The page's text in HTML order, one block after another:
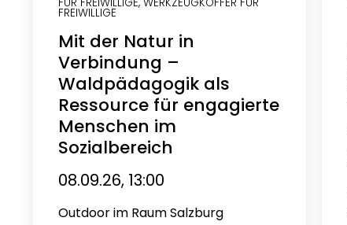
FÜR FREIWILLIGE, WERKZEUGKOFFER FÜR
FREIWILLIGE
Mit der Natur in
Verbindung –
Waldpädagogik als
Ressource für engagierte
Menschen im
Sozialbereich
08.09.26, 13:00
Outdoor im Raum Salzburg